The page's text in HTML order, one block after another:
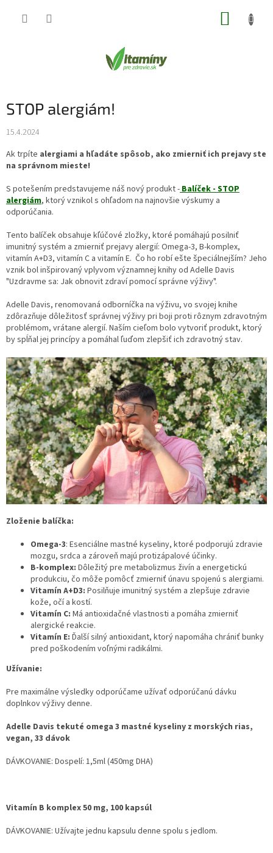
STOP alergiám!
15.4.2024
Ak trpíte alergiami a hľadáte spôsob, ako zmierniť ich prejavy ste
na správnom mieste!
S potešením predstavujeme náš nový produkt - Balíček - STOP
alergiám, ktorý vznikol s ohľadom na najnovšie výskumy a
odporúčania.
Tento balíček obsahuje kľúčové zložky, ktoré pomáhajú posilniť
imunitný systém a zmierniť prejavy alergií: Omega-3, B-komplex,
vitamín A+D3, vitamín C a vitamín E. Čo ho robí ešte špeciálnejším? Jeho
vznik bol inšpirovaný vplyvom významnej knihy od Adelle Davis
"Uzdravme sa: Jak obnovit zdraví pomocí správne výživy".
Adelle Davis, renomovaná odborníčka na výživu, vo svojej knihe
zdôrazňuje dôležitosť správnej výživy pri boji proti rôznym zdravotným
problémom, vrátane alergií. Naším cieľom bolo vytvoriť produkt, ktorý
by spĺňal jej princípy a pomáhal ľuďom zlepšiť ich zdravotný stav.
Zloženie balíčka:
Omega-3: Esenciálne mastné kyseliny, ktoré podporujú zdravie
mozgu, srdca a zároveň majú protizápalové účinky.
B-komplex: Dôležitý pre metabolizmus živín a energetickú
produkciu, čo môže pomôcť zmierniť únavu spojenú s alergiami.
Vitamín A+D3: Posilňuje imunitný systém a zlepšuje zdravie
kože, očí a kostí.
Vitamín C: Má antioxidačné vlastnosti a pomáha zmierniť
alergické reakcie.
Vitamín E: Ďalší silný antioxidant, ktorý napomáha chrániť bunky
pred poškodením voľnými radikálmi.
Užívanie:
Pre maximálne výsledky odporúčame užívať odporúčanú dávku
doplnkov výživy denne.
Adelle Davis tekuté omega 3 mastné kyseliny z morských rias,
vegan, 33 dávok
DÁVKOVANIE: Dospelí: 1,5ml (450mg DHA)
Vitamín B komplex 50 mg, 100 kapsúl
DÁVKOVANIE: Užívajte jednu kapsulu denne spolu s jedlom.